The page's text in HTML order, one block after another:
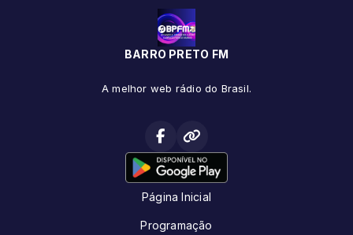
BARRO PRETO FM
A melhor web rádio do Brasil.
Página Inicial
Programação